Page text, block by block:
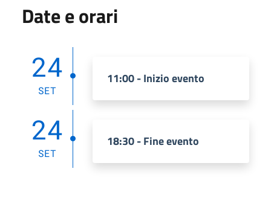
Date e orari
24
SET
11:00 - Inizio evento
24
SET
18:30 - Fine evento